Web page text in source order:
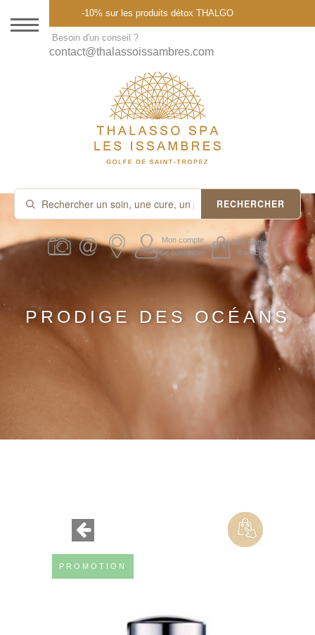
DESTINATION
THALASSO SPA
CURES ET FORFAITS
SOINS À LA CARTE
ABONNEMENTS
PROMOS
-10% sur les produits détox THALGO
Besoin d'un conseil ?
contact@thalassoissambres.com
RECHERCHER
Mon compte
Se connecter
Mon panier
0 article
PRODIGE DES OCÉANS
PROMOTION